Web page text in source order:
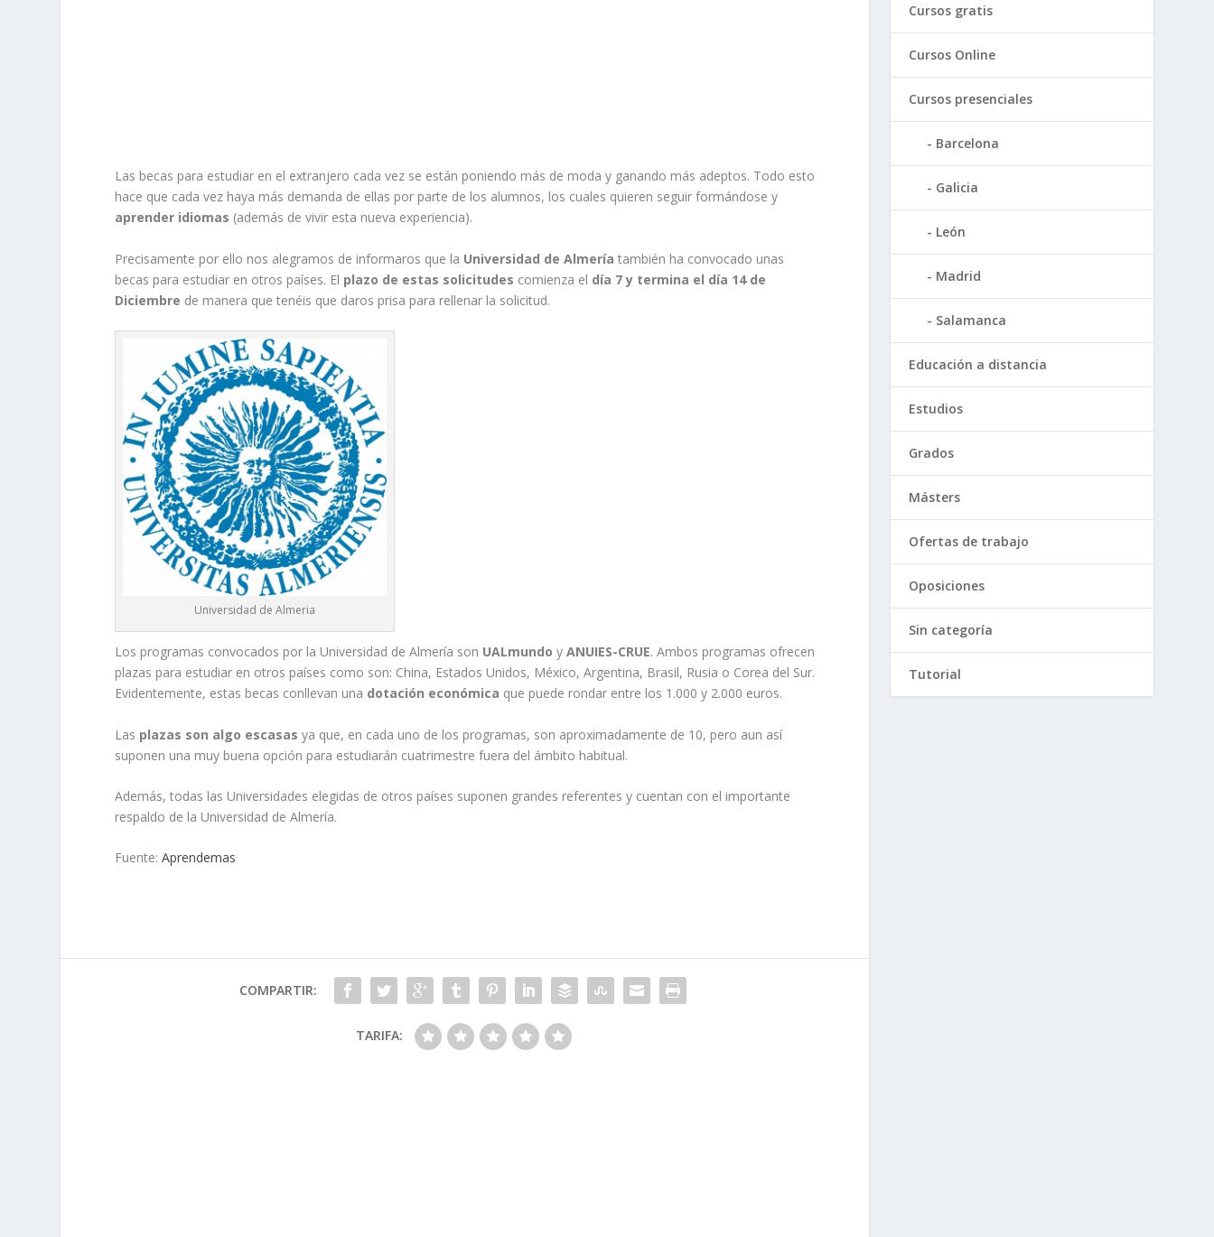
Las becas para estudiar en el extranjero cada vez se están poniendo más de moda y ganando más adeptos. Todo esto
hace que cada vez haya más demanda de ellas por parte de los alumnos, los cuales quieren seguir formándose y
aprender idiomas (además de vivir esta nueva experiencia).
Precisamente por ello nos alegramos de informaros que la Universidad de Almería también ha convocado unas
becas para estudiar en otros países. El plazo de estas solicitudes comienza el día 7 y termina el día 14 de
Diciembre de manera que tenéis que daros prisa para rellenar la solicitud.
Universidad de Almeria
Los programas convocados por la Universidad de Almería son UALmundo yANUIES-CRUE. Ambos programas ofrecen
plazas para estudiar en otros países como son: China, Estados Unidos, México, Argentina, Brasil, Rusia o Corea del Sur.
Evidentemente, estas becas conllevan una dotación económica que puede rondar entre los 1.000 y 2.000 euros.
Las plazas son algo escasas ya que, en cada uno de los programas, son aproximadamente de 10, pero aun así
suponen una muy buena opción para estudiarán cuatrimestre fuera del ámbito habitual.
Además, todas las Universidades elegidas de otros países suponen grandes referentes y cuentan con el importante
respaldo de la Universidad de Almería.
Fuente:Aprendemas
COMPARTIR:
TARIFA:
Cursos gratis
Cursos Online
Cursos presenciales
Barcelona
Galicia
León
Madrid
Salamanca
Educación a distancia
Estudios
Grados
Másters
Ofertas de trabajo
Oposiciones
Sin categoría
Tutorial